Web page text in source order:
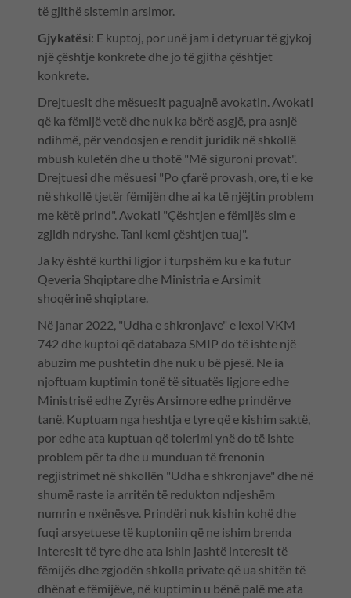
të gjithë sistemin arsimor.
Gjykatësi: E kuptoj, por unë jam i detyruar të gjykoj
një çështje konkrete dhe jo të gjitha çështjet
konkrete.
Drejtuesit dhe mësuesit paguajnë avokatin. Avokati
që ka fëmijë vetë dhe nuk ka bërë asgjë, pra asnjë
ndihmë, për vendosjen e rendit juridik në shkollë
mbush kuletën dhe u thotë "Më siguroni provat".
Drejtuesi dhe mësuesi "Po çfarë provash, ore, ti e ke
në shkollë tjetër fëmijën dhe ai ka të njëjtin problem
me këtë prind". Avokati "Çështjen e fëmijës sim e
zgjidh ndryshe. Tani kemi çështjen tuaj".
Ja ky është kurthi ligjor i turpshëm ku e ka futur
Qeveria Shqiptare dhe Ministria e Arsimit
shoqërinë shqiptare.
Në janar 2022, "Udha e shkronjave" e lexoi VKM
742 dhe kuptoi që databaza SMIP do të ishte një
abuzim me pushtetin dhe nuk u bë pjesë. Ne ia
njoftuam kuptimin tonë të situatës ligjore edhe
Ministrisë edhe Zyrës Arsimore edhe prindërve
tanë. Kuptuam nga heshtja e tyre që e kishim saktë,
por edhe ata kuptuan që tolerimi ynë do të ishte
problem për ta dhe u munduan të frenonin
regjistrimet në shkollën "Udha e shkronjave" dhe në
shumë raste ia arritën të redukton ndjeshëm
numrin e nxënësve. Prindëri nuk kishin kohë dhe
fuqi arsyetuese të kuptoniin që ne ishim brenda
interesit të tyre dhe ata ishin jashtë interesit të
fëmijës dhe zgjodën shkolla private që ua shitën të
dhënat e fëmijëve, në kuptimin u bënë palë me ata